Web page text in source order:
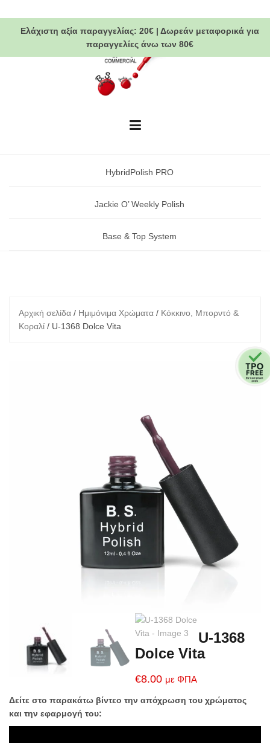
to
contentΕλάχιστη αξία παραγγελίας: 20€| Δωρεάν μεταφορικάγια
παραγγελίες άνω των 80€
HybridPolish PRO
Jackie O’ Weekly Polish
Base & Top System
Αρχική σελίδα / Ημιμόνιμα Χρώματα / Κόκκινο, Μπορντό &
Κοραλί / U-1368 Dolce Vita
U-1368
Dolce Vita
€8.00 με ΦΠΑ
Δείτε στο παρακάτω βίντεο την απόχρωση του χρώματος
και την εφαρμογή του: